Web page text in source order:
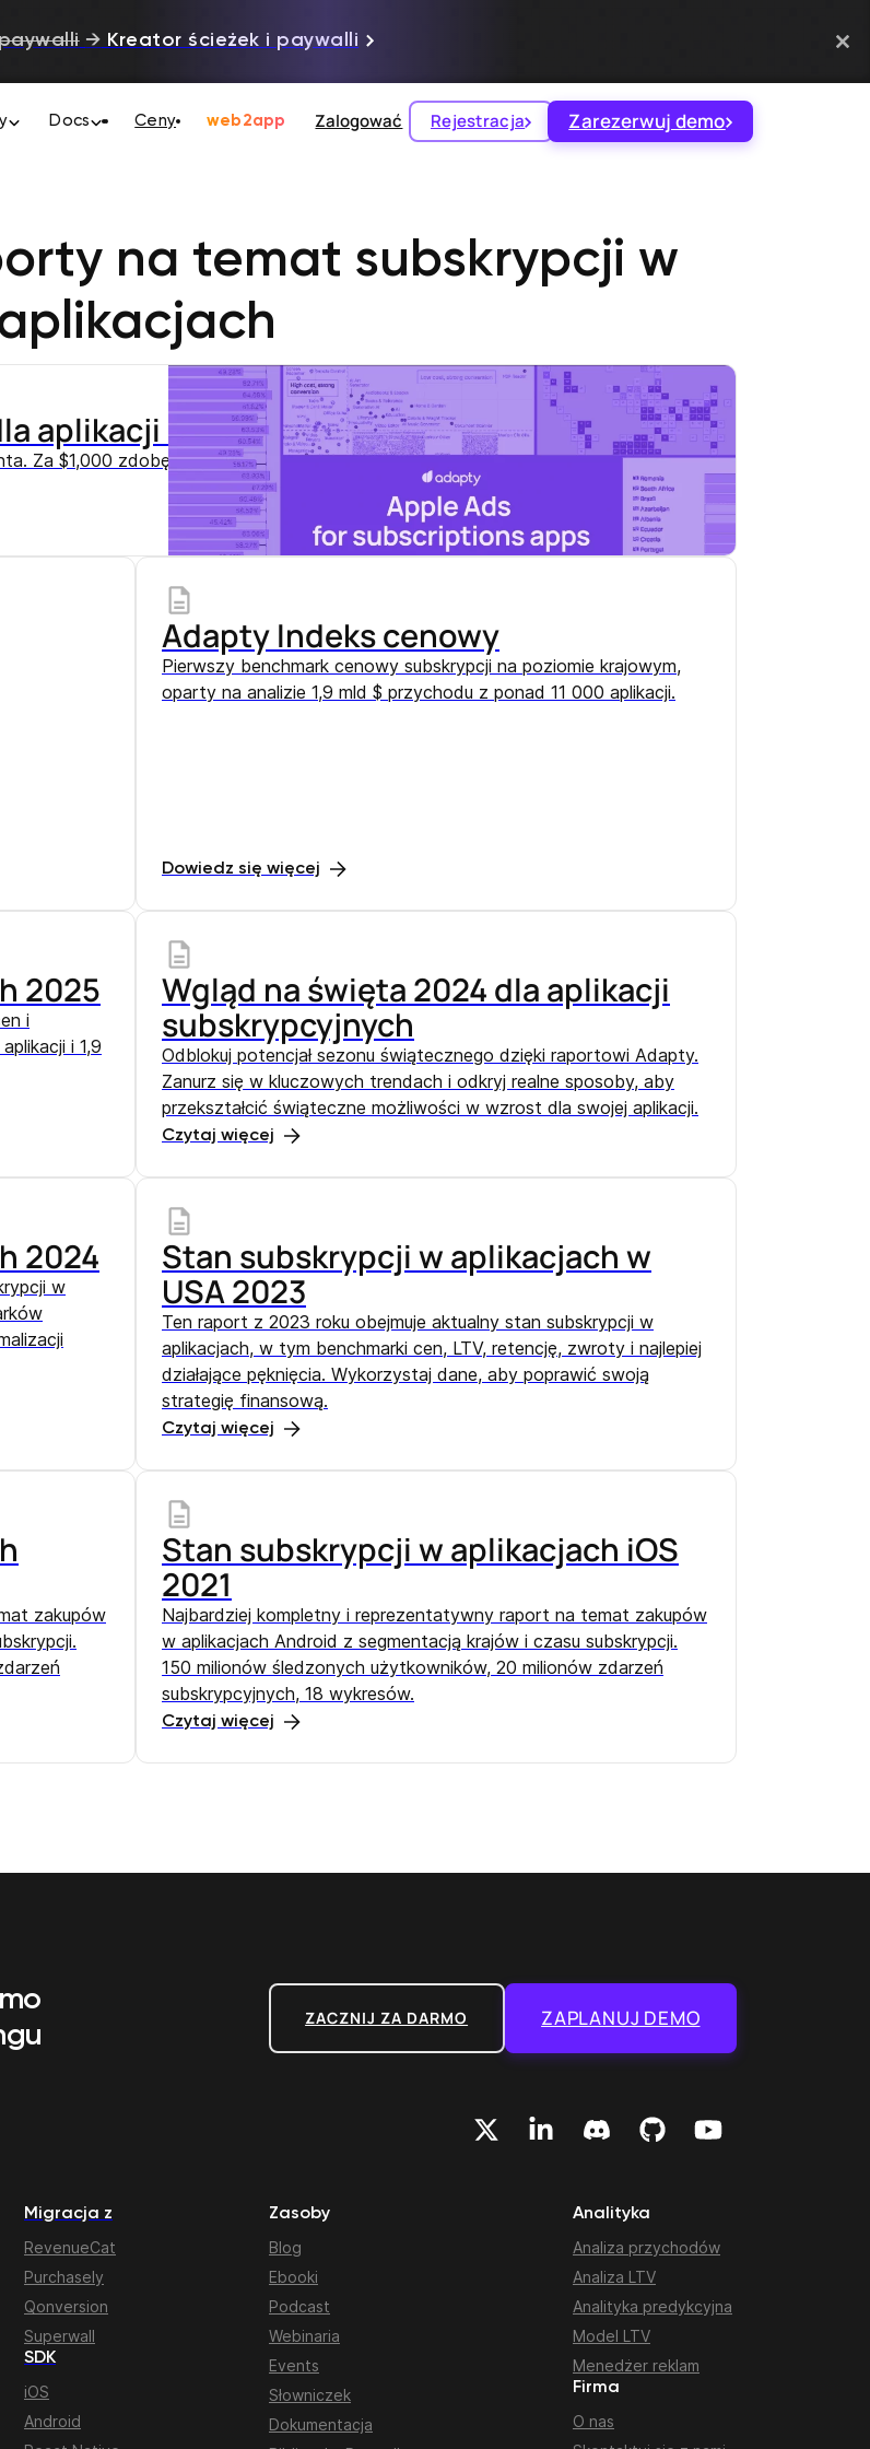
→ Kreator ścieżek i paywalli
Docs Ceny web2app Zalogować Rejestracja Zarezerwuj demo
na temat subskrypcji w
aplikacji subskrypcyjnych
Za $1,000 zdobędziesz 65 płacących subskrybentów w Brazylii i 15 w USA.
Adapty Indeks cenowy
Pierwszy benchmark cenowy subskrypcji na poziomie krajowym,
oparty na analizie 1,9 mld $ przychodu z ponad 11 000 aplikacji.
Dowiedz się więcej
2025
i
i 1,9
Wgląd na święta 2024 dla aplikacji
subskrypcyjnych
Odblokuj potencjał sezonu świątecznego dzięki raportowi Adapty.
Zanurz się w kluczowych trendach i odkryj realne sposoby, aby
przekształcić świąteczne możliwości w wzrost dla swojej aplikacji.
Czytaj więcej
2024
w
Stan subskrypcji w aplikacjach w
USA 2023
Ten raport z 2023 roku obejmuje aktualny stan subskrypcji w
aplikacjach, w tym benchmarki cen, LTV, retencję, zwroty i najlepiej
działające pęknięcia. Wykorzystaj dane, aby poprawić swoją
strategię finansową.
Czytaj więcej
zakupów
Stan subskrypcji w aplikacjach iOS
2021
Najbardziej kompletny i reprezentatywny raport na temat zakupów
w aplikacjach Android z segmentacją krajów i czasu subskrypcji.
150 milionów śledzonych użytkowników, 20 milionów zdarzeń
subskrypcyjnych, 18 wykresów.
Czytaj więcej
ZACZNIJ ZA DARMO ZAPLANUJ DEMO
Migracja z
RevenueCat
Purchasely
Qonversion
Superwall
SDK
iOS
Android
Zasoby
Blog
Ebooki
Podcast
Webinaria
Events
Słowniczek
Dokumentacja
Analityka
Analiza przychodów
Analiza LTV
Analityka predykcyjna
Model LTV
Menedżer reklam
Firma
O nas